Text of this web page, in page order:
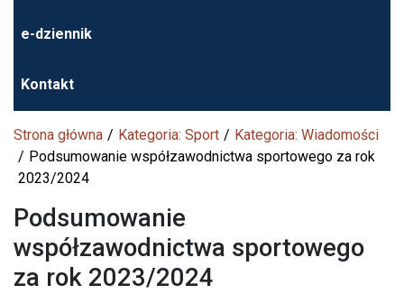
e-dziennik
Kontakt
Strona główna Kategoria: Sport
Kategoria: Wiadomości
Podsumowanie współzawodnictwa sportowego za rok
2023/2024
Podsumowanie
współzawodnictwa sportowego
za rok 2023/2024